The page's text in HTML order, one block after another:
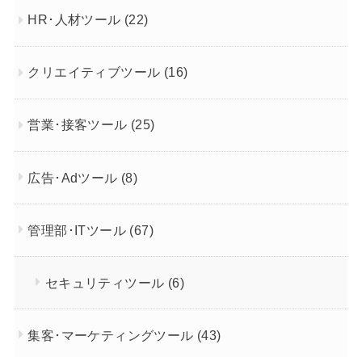
HR･人材ツール (22)
クリエイティブツール (16)
営業･接客ツール (25)
広告･Adツール (8)
管理部･ITツール (67)
セキュリティツール (6)
集客･マーケティングツール (43)